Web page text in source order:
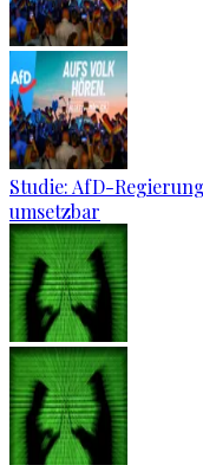
Studie: AfD-
umsetzbar